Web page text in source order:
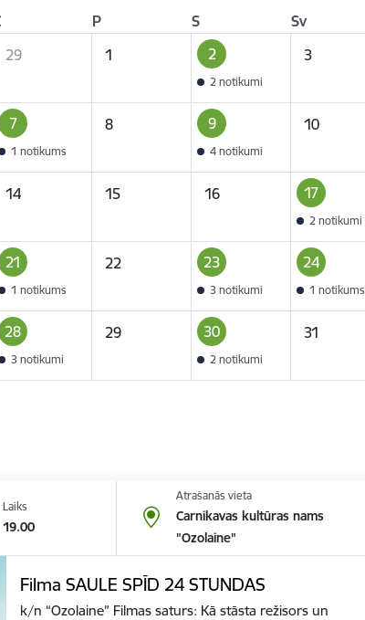
P S
Sv
29 1 2
2 notikumi
3
7
1 notikums
8 9
4 notikumi
10
14 15 16 17
2 notikumi
21
1 notikums
22 23
3 notikumi
24
1 notikums
28
3 notikumi
29 30
2 notikumi
31
Laiks
19.00
Atrašanās vieta
Carnikavas kultūras nams
"Ozolaine"
Filma SAULE SPĪD 24 STUNDAS
k/n “Ozolaine” Filmas saturs: Kā stāsta režisors un